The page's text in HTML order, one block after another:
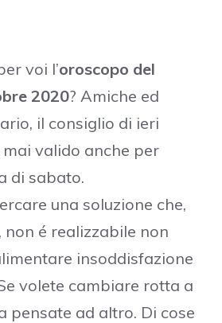
voi l’oroscopo del
2020? Amiche ed
il consiglio di ieri
valido anche per
di sabato.
una soluzione che,
non é realizzabile non
insoddisfazione
volete cambiare rotta a
pensate ad altro. Di cose